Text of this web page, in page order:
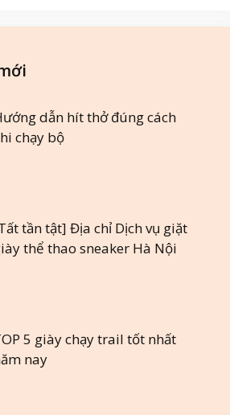
dẫn hít thở đúng cách
chạy bộ
tần tật] Địa chỉ Dịch vụ giặt
thể thao sneaker Hà Nội
5 giày chạy trail tốt nhất
nay